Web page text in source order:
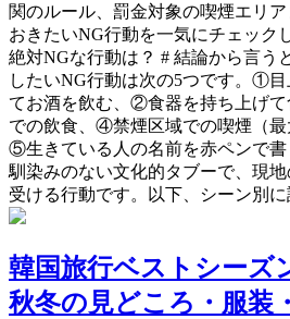
関のルール、罰金対象の喫煙エリ
おきたいNG行動を一気にチェック
絶対NGな行動は？ # 結論から言う
したいNG行動は次の5つです。①
てお酒を飲む、②食器を持ち上げ
での飲食、④禁煙区域での喫煙（最
⑤生きている人の名前を赤ペンで
馴染みのない文化的タブーで、現
受ける行動です。以下、シーン別に
韓国旅行ベストシーズ
秋冬の見どころ・服装